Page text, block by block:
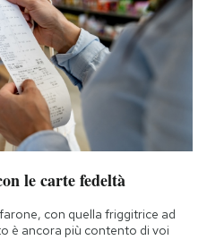
le carte fedeltà
con quella friggitrice ad
è ancora più contento di voi